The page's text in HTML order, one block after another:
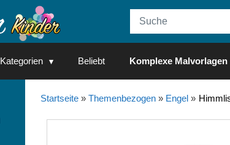
Kategorien Beliebt Komplexe Malvorlagen
Startseite» Themenbezogen» Engel»